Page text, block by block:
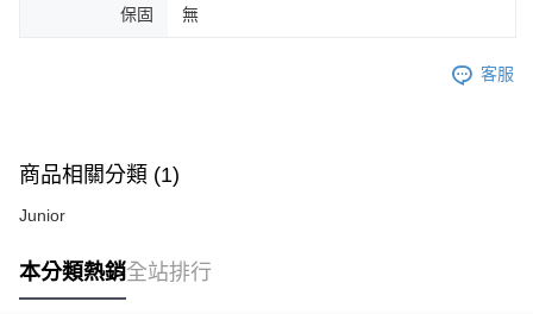
保固 無
客服
商品相關分類 (1)
Junior
本分類熱銷全站排行